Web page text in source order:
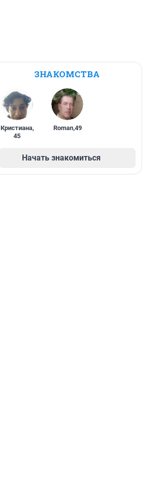
ЗНАКОМСТВА
Кристиана,
45
Roman,49
Начать знакомиться